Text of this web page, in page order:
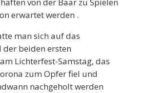
von der Baar zu Spielen
erwartet werden .
man sich auf das
beiden ersten
Lichterfest-Samstag, das
zum Opfer fiel und
nachgeholt werden